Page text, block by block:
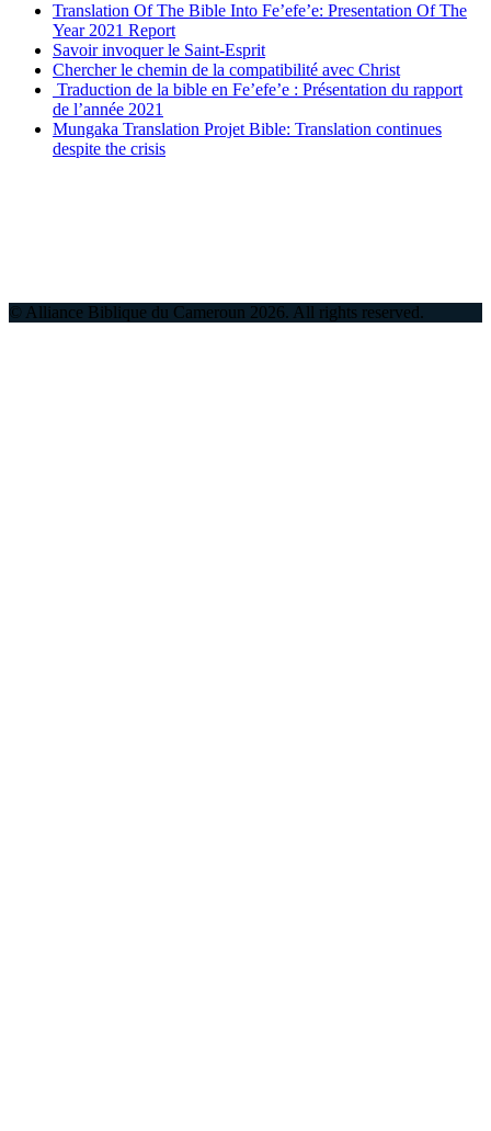
Translation Of The Bible Into Fe’efe’e: Presentation Of The
Year 2021 Report
Savoir invoquer le Saint-Esprit
Chercher le chemin de la compatibilité avec Christ
Traduction de la bible en Fe’efe’e : Présentation du rapport
de l’année 2021
Mungaka Translation Projet Bible: Translation continues
despite the crisis
© Alliance Biblique du Cameroun 2026. All rights reserved.